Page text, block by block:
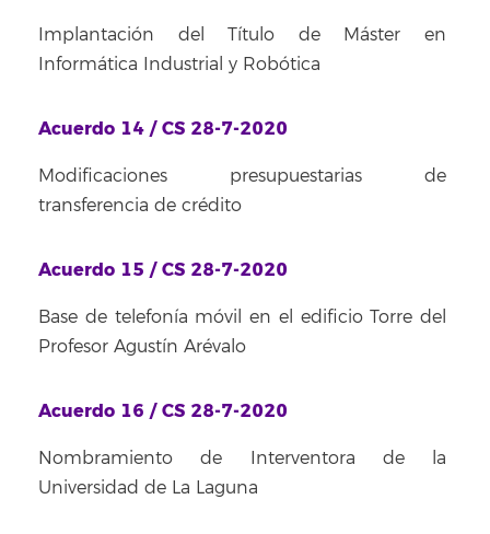
Implantación del Título de Máster en
Informática Industrial y Robótica
Acuerdo 14 / CS 28-7-2020
Modificaciones presupuestarias de
transferencia de crédito
Acuerdo 15 / CS 28-7-2020
Base de telefonía móvil en el edificio Torre del
Profesor Agustín Arévalo
Acuerdo 16 / CS 28-7-2020
Nombramiento de Interventora de la
Universidad de La Laguna